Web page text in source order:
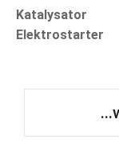
Katalysator
Elektrostarter